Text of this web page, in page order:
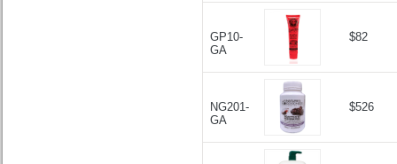
GP10-
GA
$82
NG201-
GA
$526